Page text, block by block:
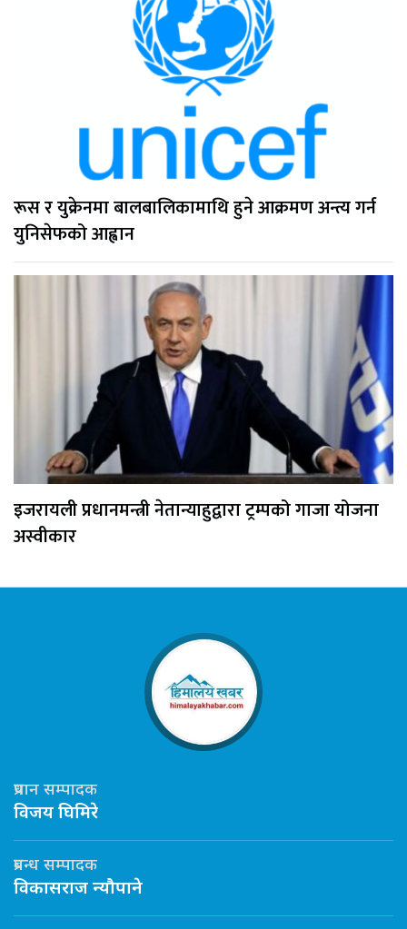
रूस र युक्रेनमा बालबालिकामाथि हुने आक्रमण अन्त्य गर्न
युनिसेफको आह्वान
इजरायली प्रधानमन्त्री नेतान्याहुद्वारा ट्रम्पको गाजा योजना
अस्वीकार
प्रधान सम्पादक
विजय घिमिरे
प्रबन्ध सम्पादक
विकासराज न्यौपाने